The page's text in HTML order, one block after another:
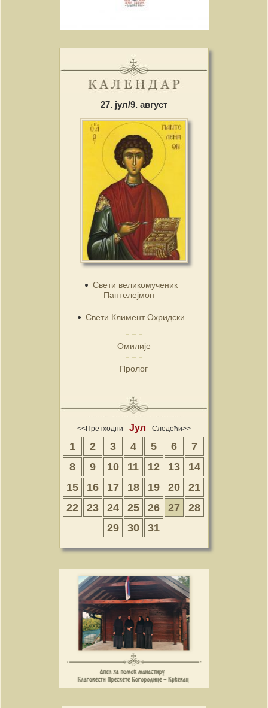
27. јул/9. август
Свети великомученик
Пантелејмон
Свети Климент Охридски
Омилије
Пролог
<<Претходни Јул Следећи>>
1 2 3 4 5 6
7
8
9 10 11 12 13
14
15
16 17 18 19 20
21
22
23 24 25 26 27
28
29
30 31